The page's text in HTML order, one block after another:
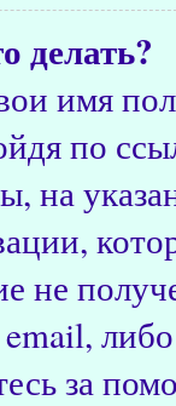
делать?
имя
по
на
не
за